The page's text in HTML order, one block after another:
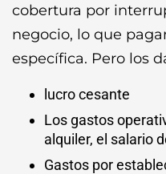
cobertura por
negocio, lo que
específica. Pero los
lucro cesante
Los gastos
alquiler, el salario
Gastos por